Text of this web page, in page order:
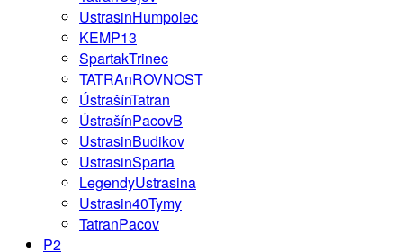
UstrasinHumpolec
KEMP13
SpartakTrinec
TATRAnROVNOST
ÚstrašínTatran
ÚstrašínPacovB
UstrasinBudikov
UstrasinSparta
LegendyUstrasina
Ustrasin40Tymy
TatranPacov
P2